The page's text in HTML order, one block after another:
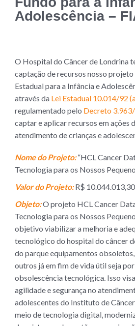
Adolescência –
O Hospital do Câncer de Londrina
captação de recursos nosso
Estadual para a Infância e
através da Lei Estadual 10.014/92
regulamentado pelo Decreto
captar e aplicar recursos em ações
atendimento de crianças e
Nome do Projeto:“HCL Cancer
Tecnologia para os Nossos
Valor do Projeto:R$
Objeto:O projeto HCL Cancer
Tecnologia para os Nossos
objetivo viabilizar a melhoria e
tecnológico do hospital do câncer
do parque equipamentos
outros já em fim de vida útil seja
obsolescência tecnológica. Isso
agilidade e segurança no
adolescentes do Instituto de
meio de tecnologia digital,